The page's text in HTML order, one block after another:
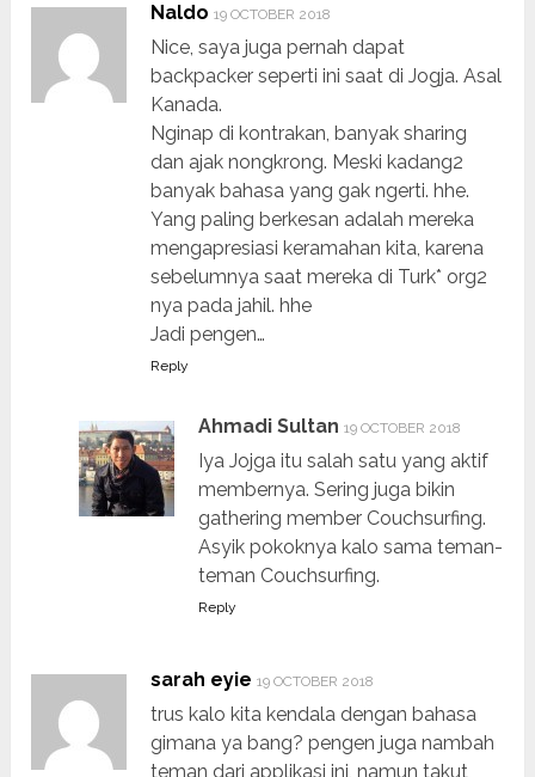
Naldo 19 OCTOBER 2018
Nice, saya juga pernah dapat
backpacker seperti ini saat di Jogja. Asal
Kanada.
Nginap di kontrakan, banyak sharing
dan ajak nongkrong. Meski kadang2
banyak bahasa yang gak ngerti. hhe.
Yang paling berkesan adalah mereka
mengapresiasi keramahan kita, karena
sebelumnya saat mereka di Turk* org2
nya pada jahil. hhe
Jadi pengen…
Reply
Ahmadi Sultan 19 OCTOBER 2018
Iya Jojga itu salah satu yang aktif
membernya. Sering juga bikin
gathering member Couchsurfing.
Asyik pokoknya kalo sama teman-
teman Couchsurfing.
Reply
sarah eyie 19 OCTOBER 2018
trus kalo kita kendala dengan bahasa
gimana ya bang? pengen juga nambah
teman dari applikasi ini, namun takut